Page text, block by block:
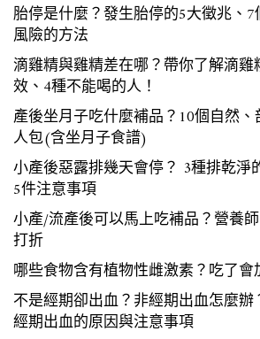
胎停是什麼？發生胎停的5大徵兆、
風險的方法
滴雞精與雞精差在哪？帶你了解滴
效、4種不能喝的人！
產後坐月子吃什麼補品？10個自然
人包(含坐月子食譜)
小產後惡露排幾天會停？ 3種排乾淨
5件注意事項
小產/流產後可以馬上吃補品？營養
打折
哪些食物含有植物性雌激素？吃了會
不是經期卻出血？非經期出血怎麼
經期出血的原因與注意事項